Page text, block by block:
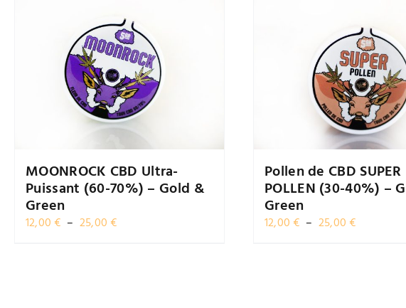
MOONROCK CBD Ultra-
Puissant (60-70%) – Gold &
Green
12,00€ – 25,00€Plage
Pollen de CBD SUPER
POLLEN (30-40%) –
Green
12,00€ – 25,00€Plage